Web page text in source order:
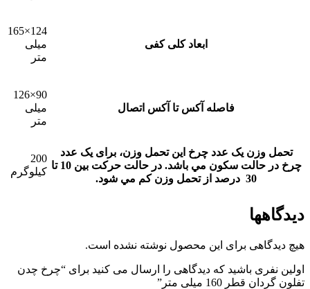
ابعاد کلی کفی
124×165
میلی
متر
فاصله آکس تا آکس اتصال
90×126
میلی
متر
تحمل وزن یک عدد چرخ این تحمل وزن، برای يک عدد
چرخ در حالت سکون مي باشد. در حالت حرکت بين 10 تا
30 درصد از تحمل وزن کم مي شود.
200
کیلوگرم
دیدگاهها
هیچ دیدگاهی برای این محصول نوشته نشده است.
اولین نفری باشید که دیدگاهی را ارسال می کنید برای “چرخ چدن
تفلون گردان قطر 160 میلی متر”